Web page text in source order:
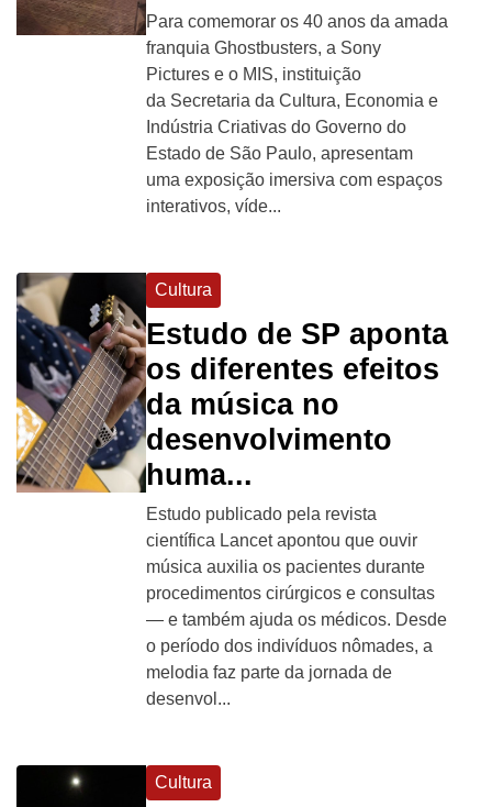
Para comemorar os 40 anos da amada
franquia Ghostbusters, a Sony
Pictures e o MIS, instituição
da Secretaria da Cultura, Economia e
Indústria Criativas do Governo do
Estado de São Paulo, apresentam
uma exposição imersiva com espaços
interativos, víde...
Cultura
Estudo de SP aponta
os diferentes efeitos
da música no
desenvolvimento
huma...
Estudo publicado pela revista
científica Lancet apontou que ouvir
música auxilia os pacientes durante
procedimentos cirúrgicos e consultas
— e também ajuda os médicos. Desde
o período dos indivíduos nômades, a
melodia faz parte da jornada de
desenvol...
Cultura